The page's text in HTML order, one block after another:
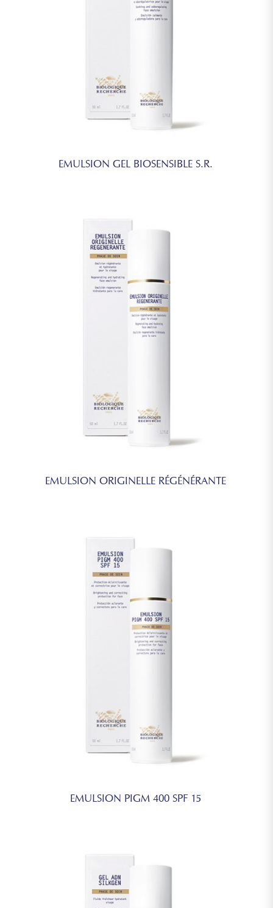
EMULSION GEL BIOSENSIBLE S.R.
EMULSION ORIGINELLE RÉGÉNÉRANTE
EMULSION PIGM 400 SPF 15